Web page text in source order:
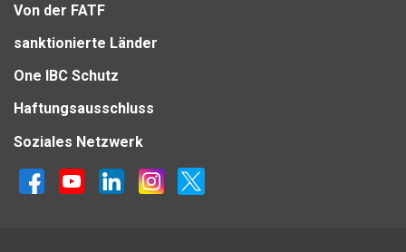
Von der FATF
sanktionierte Länder
One IBC Schutz
Haftungsausschluss
Soziales Netzwerk